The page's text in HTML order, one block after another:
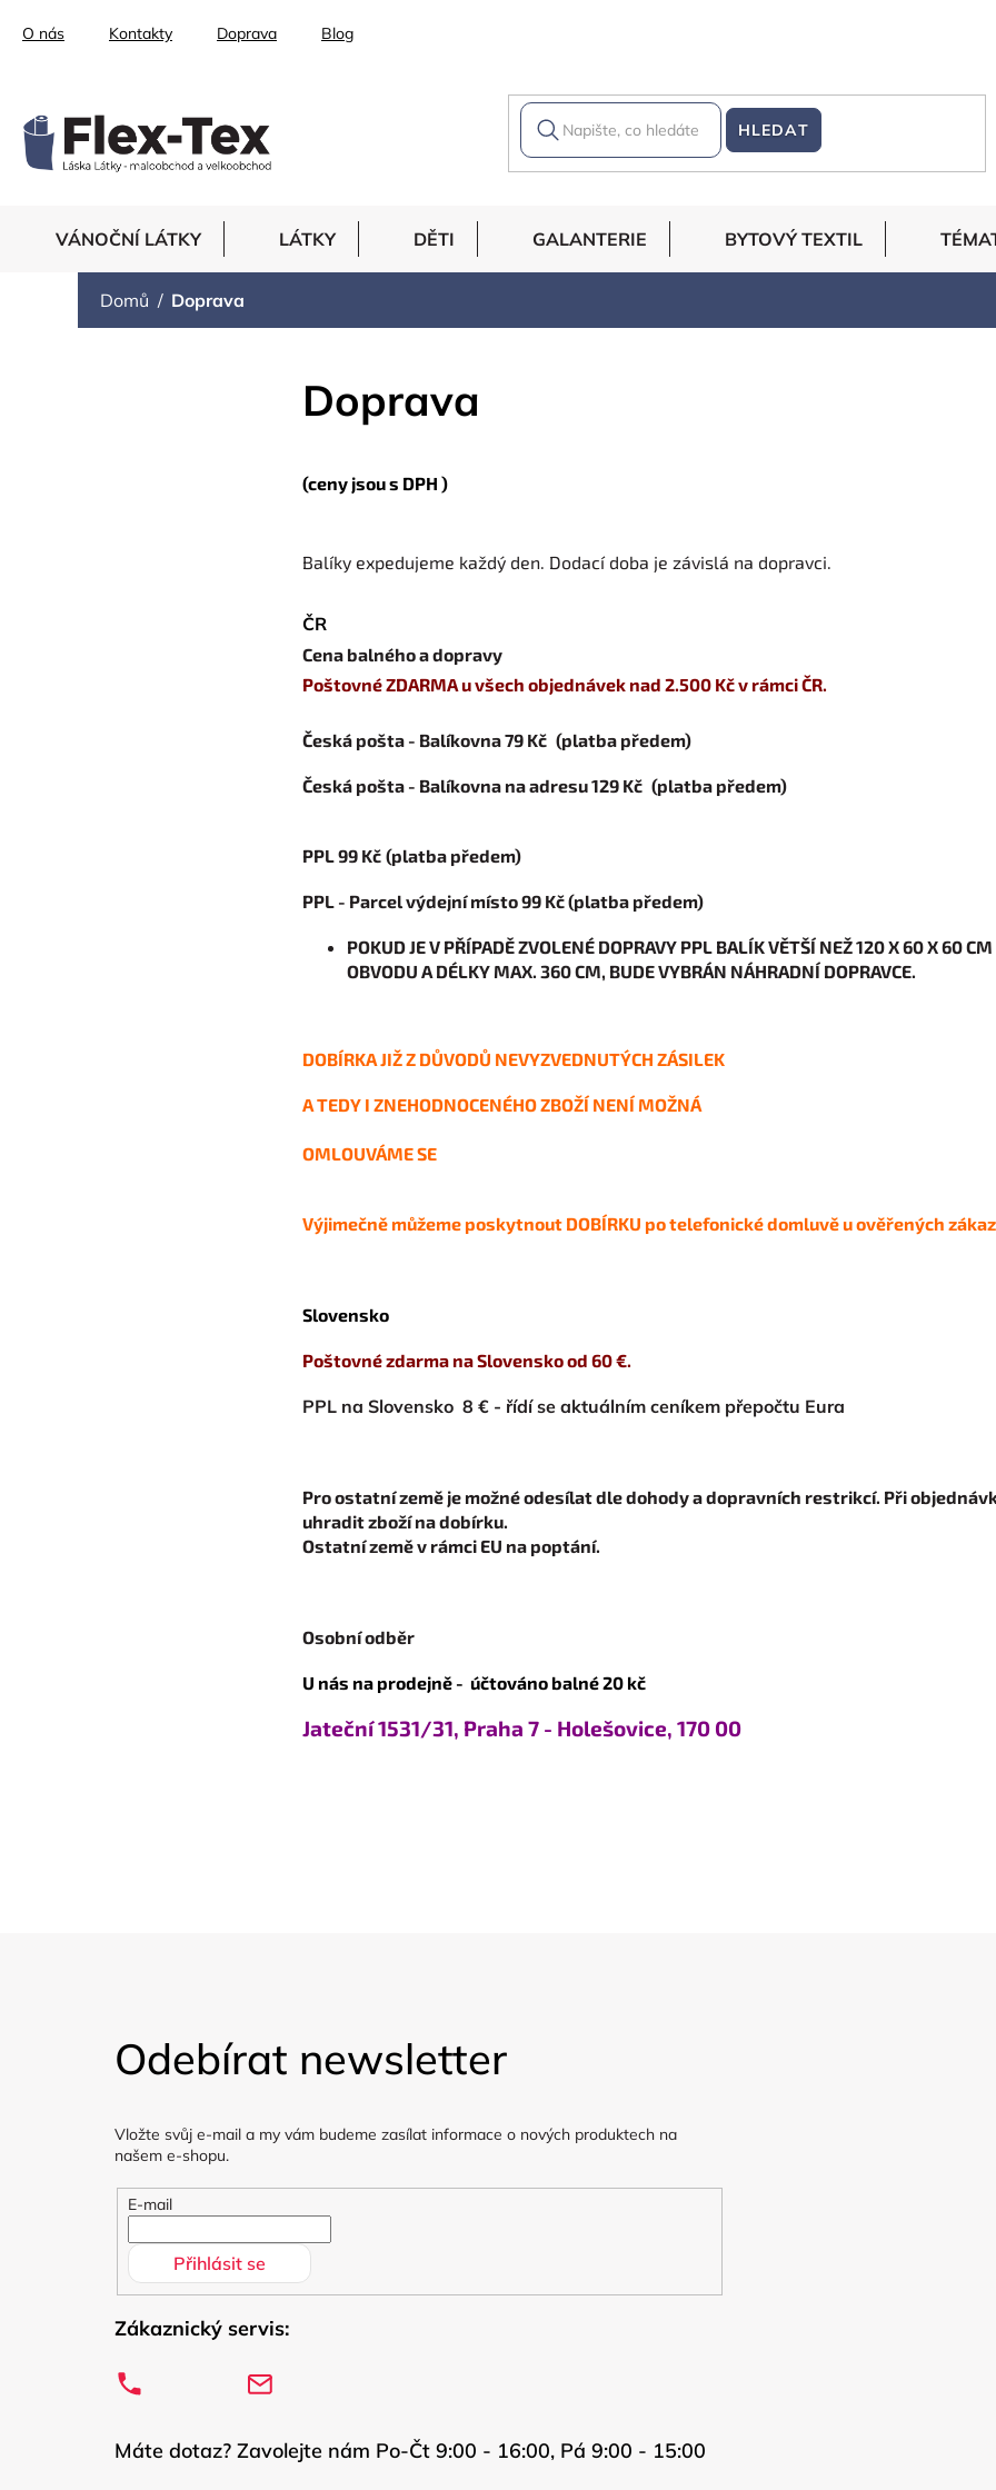
O nás Kontakty Doprava Blog
HLEDAT
VÁNOČNÍ LÁTKY LÁTKY DĚTI GALANTERIE BYTOVÝ TEXTIL
Domů Doprava
Doprava
(ceny jsou s DPH )
Balíky expedujeme každý den. Dodací doba je závislá na dopravci.
ČR
Cena balného a dopravy
Poštovné ZDARMA u všech objednávek nad 2.500 Kč v rámci ČR.
Česká pošta - Balíkovna 79 Kč (platba předem)
Česká pošta - Balíkovna na adresu 129 Kč (platba předem)
PPL 99 Kč (platba předem)
PPL - Parcel výdejní místo 99 Kč (platba předem)
POKUD JE V PŘÍPADĚ ZVOLENÉ DOPRAVY PPL BALÍK VĚTŠÍ NEŽ 120 X 60 X 60
OBVODU A DÉLKY MAX. 360 CM, BUDE VYBRÁN NÁHRADNÍ DOPRAVCE.
DOBÍRKA JIŽ Z DŮVODŮ NEVYZVEDNUTÝCH ZÁSILEK
A TEDY I ZNEHODNOCENÉHO ZBOŽÍ NENÍ MOŽNÁ
OMLOUVÁME SE
Výjimečně můžeme poskytnout DOBÍRKU po telefonické domluvě u ověřených
Slovensko
Poštovné zdarma na Slovensko od 60 €.
PPL na Slovensko 8 € - řídí se aktuálním ceníkem přepočtu Eura
Pro ostatní země je možné odesílat dle dohody a dopravních restrikcí. Při
uhradit zboží na dobírku.
Ostatní země v rámci EU na poptání.
Osobní odběr
U nás na prodejně - účtováno balné 20 kč
Jateční 1531/31, Praha 7 - Holešovice, 170 00
Odebírat newsletter
Vložte svůj e-mail a my vám budeme zasílat informace o nových produktech na
našem e-shopu.
E-mail
Přihlásit se
Zákaznický servis:
Máte dotaz? Zavolejte nám Po-Čt 9:00 - 16:00, Pá 9:00 - 15:00